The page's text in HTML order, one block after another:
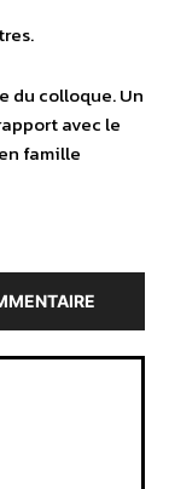
du colloque. Un
avec le
famille